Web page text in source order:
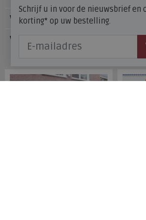
Voetzorg
Veelgestelde vragen
Schrijf u in voor de nieuwsbrief en
korting* op uw bestelling.